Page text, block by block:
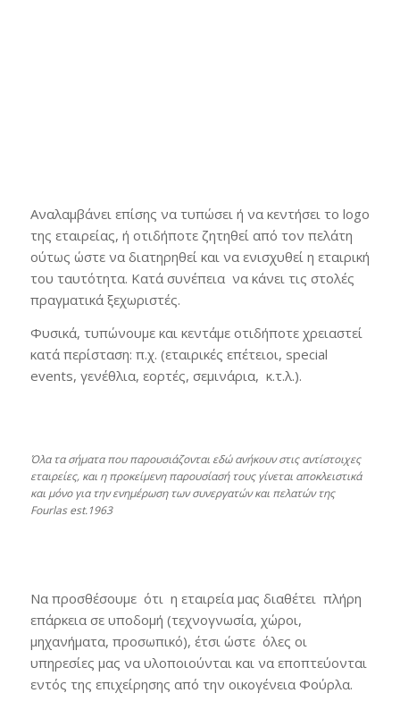
Αναλαμβάνει επίσης να τυπώσει ή να κεντήσει το logo
της εταιρείας, ή οτιδήποτε ζητηθεί από τον πελάτη
ούτως ώστε να διατηρηθεί και να ενισχυθεί η εταιρική
του ταυτότητα. Κατά συνέπεια να κάνει τις στολές
πραγματικά ξεχωριστές.
Φυσικά, τυπώνουμε και κεντάμε οτιδήποτε χρειαστεί
κατά περίσταση: π.χ. (εταιρικές επέτειοι, special
events, γενέθλια, εορτές, σεμινάρια, κ.τ.λ.).
Όλα τα σήματα που παρουσιάζονται εδώ ανήκουν στις αντίστοιχες
εταιρείες, και η προκείμενη παρουσίασή τους γίνεται αποκλειστικά
και μόνο για την ενημέρωση των συνεργατών και πελατών της
Fourlas est.1963
Να προσθέσουμε ότι η εταιρεία μας διαθέτει πλήρη
επάρκεια σε υποδομή (τεχνογνωσία, χώροι,
μηχανήματα, προσωπικό), έτσι ώστε όλες οι
υπηρεσίες μας να υλοποιούνται και να εποπτεύονται
εντός της επιχείρησης από την οικογένεια Φούρλα.